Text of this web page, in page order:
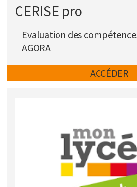
Titre
CERISE pro
Description
Evaluation des
AGORA
ACCÉDER